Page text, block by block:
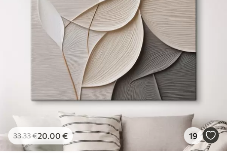
33.33€20.00 € 19